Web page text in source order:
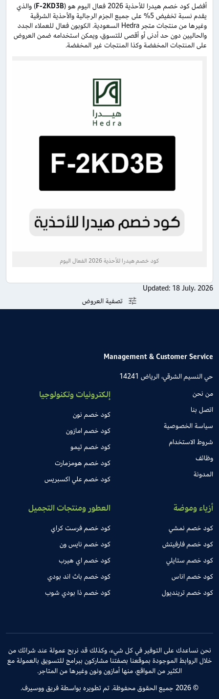
أفضل كود خصم هيدرا للأحذية 2026 فعال اليوم هو ( F-2KD3B) والذي
يقدم نسبة تخفيض 5% على جميع الجزم الرجالية والأحذية الشرقية
وغيرها من منتجات متجر Hedra السعودية. الكوبون فعال للعملاء الجدد
والحاليين دون حد أدنى أو أقصى للتسوق، ويمكن استخدامه ضمن العروض
على المنتجات المخفضة وكذا المنتجات غير المخفضة.
كود خصم هيدرا للأحذية 2026 الفعال اليوم
Updated: 18 July، 2026
تصفية العروض
Management & Customer Service
حي النسيم الشرقي، الرياض 14241
من نحن
اتصل بنا
سياسة الخصوصية
شروط الاستخدام
وظائف
المدونة
إلكترونيات وتكنولوجيا
كود خصم نون
كود خصم امازون
كود خصم تيمو
كود خصم هومزمارت
كود خصم علي اكسبريس
أزياء وموضة
كود خصم نمشي
كود خصم فارفيتش
كود خصم ستايلي
كود خصم اناس
كود خصم ترينديول
العطور ومنتجات التجميل
كود خصم فرست كراي
كود خصم نايس ون
كود خصم اي هيرب
كود خصم باث اند بودي
كود خصم ذا بودي شوب
نحن نساعدك على التوفير في كل شيء، وكذلك قد نربح عمولة عند شرائك من
خلال الروابط الموجودة بموقعنا بصفتنا مشاركون ببرامج للتسويق بالعمولة مع
الكثير من المواقع، منها أمازون ونون وغيرها من المتاجر.
© 2026 جميع الحقوق محفوظة. تم تطويره بواسطة فريق ووسيرف.